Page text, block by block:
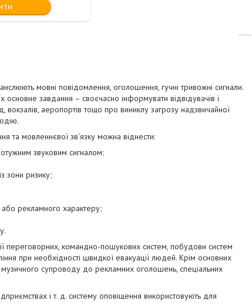
мовні повідомлення, оголошення, гучні тривожні сигнали.
завдання – своєчасно інформувати відвідувачів і
вокзалів, аеропортів тощо про виниклу загрозу надзвичайної
та мовленнєвої зв'язку можна віднести:
звуковим сигналом;
зони ризику;
рекламного характеру;
переговорних, командно-пошукових систем, побудови систем
при необхідності швидкої евакуації людей. Крім основних
супроводу до рекламних оголошень, спеціальних
і т. д. систему оповіщення використовують для